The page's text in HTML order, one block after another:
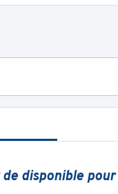
disponible